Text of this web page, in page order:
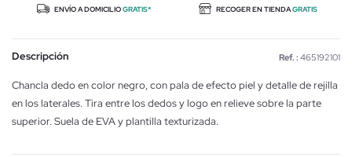
ENVÍO A DOMICILIOGRATIS* RECOGER EN TIENDAGRATIS
Descripción Ref. : 465192101
Chancla dedo en color negro, con pala de efecto piel y detalle de rejilla
en los laterales. Tira entre los dedos y logo en relieve sobre la parte
superior. Suela de EVA y plantilla texturizada.